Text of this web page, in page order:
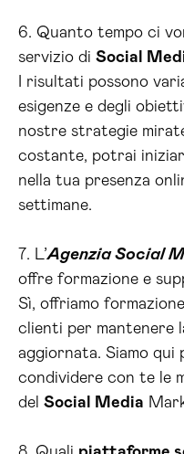
6. Quanto tempo ci
servizio di Social
I risultati possono
esigenze e degli
nostre strategie
costante, potrai
nella tua presenza
settimane.
7. L’Agenzia Social
offre formazione e
Sì, offriamo
clienti per mantenere
aggiornata. Siamo
condividere con te le
del Social Media